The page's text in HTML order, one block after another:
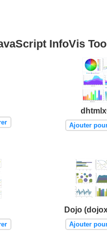
InfoVis
Ajouter
Dojo
Ajouter